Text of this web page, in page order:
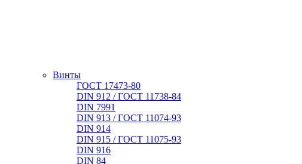
Винты
ГОСТ 17473-80
DIN 912 / ГОСТ 11738-84
DIN 7991
DIN 913 / ГОСТ 11074-93
DIN 914
DIN 915 / ГОСТ 11075-93
DIN 916
DIN 84